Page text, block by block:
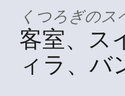
くつろぎのス
客室、ス
ィラ、バ